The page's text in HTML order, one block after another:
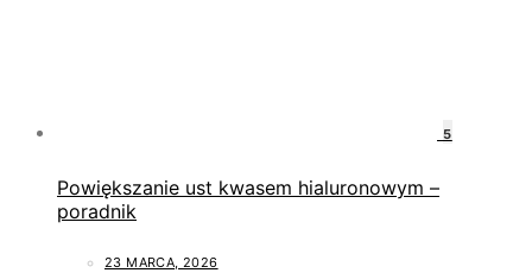
5
Powiększanie ust kwasem hialuronowym –
poradnik
23 MARCA, 2026